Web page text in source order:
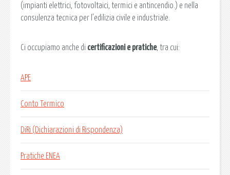
(impianti elettrici, fotovoltaici, termici e antincendio.) e nella
consulenza tecnica per l’edilizia civile e industriale.
Ci occupiamo anche di certificazioni e pratiche, tra cui:
APE
Conto Termico
DiRi (Dichiarazioni di Rispondenza)
Pratiche ENEA